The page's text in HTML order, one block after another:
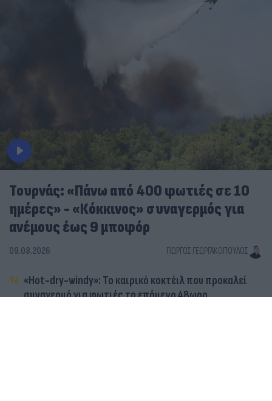
Τουρνάς: «Πάνω από 400 φωτιές σε 10
ημέρες» - «Κόκκινος» συναγερμός για
ανέμους έως 9 μποφόρ
09.08.2026 ΓΙΏΡΓΟΣ ΓΕΩΡΓΑΚΌΠΟΥΛΟΣ
«Hot-dry-windy»: Το καιρικό κοκτέιλ που προκαλεί
συναγερμό για φωτιές το επόμενο 48ωρο